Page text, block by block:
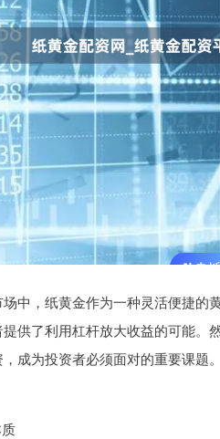
中，纸黄金作为一种灵活便捷
供了利用杠杆放大收益的可能
成为投资者必须面对的重要课